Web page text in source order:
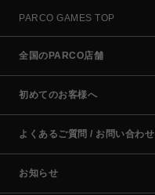
PARCO GAMES TOP
全国のPARCO店舗
初めてのお客様へ
よくあるご質問 / お問い合わせ
お知らせ